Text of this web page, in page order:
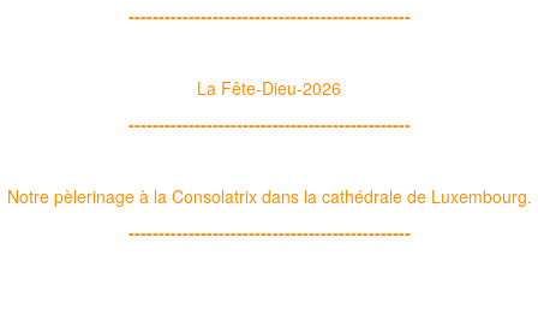
-----------------------------------------------
La Fête-Dieu-2026
-----------------------------------------------
Notre pèlerinage à la Consolatrix dans la cathédrale de Luxembourg.
-----------------------------------------------